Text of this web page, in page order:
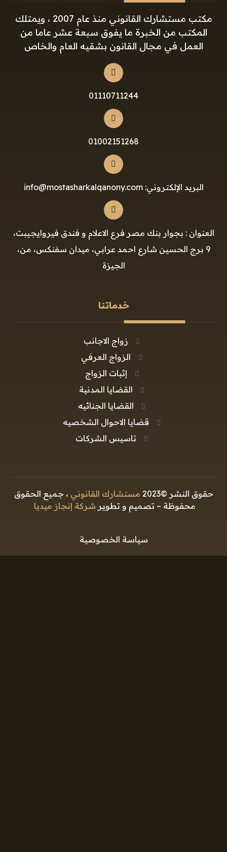
مكتب مستشارك القانوني منذ عام 2007 ، ويمتلك
المكتب من الخبرة ما يفوق سبعة عشر عاما من
العمل في مجال القانون بشقيه العام والخاص
01110711244
01002151268
البريد الإلكتروني: info@mostasharkalqanony.com
العنوان : بجوار بنك مصر فرع الاعلام و فندق فيروايجيبت،
9 برج الحسين شارع احمد عرابي، ميدان سفنكس، من،
الجيزة
خدماتنا
زواج الاجانب
الزواج العرفي
إثبات الزواج
القضايا المدنية
القضايا الجنائيه
قضايا الاحوال الشخصيه
تاسيس الشركات
حقوق النشر ©2023 مستشارك القانوني ، جميع الحقوق
محفوظة – تصميم و تطوير شركة إنجاز ميديا
سياسة الخصوصية